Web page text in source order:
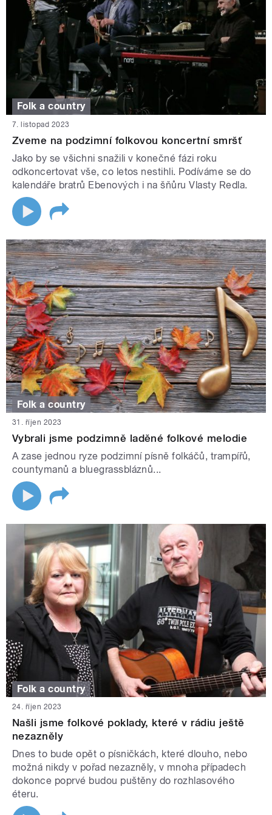
Folk a country
7. listopad 2023
Zveme na podzimní folkovou koncertní smršť
Jako by se všichni snažili v konečné fázi roku
odkoncertovat vše, co letos nestihli. Podíváme se do
kalendáře bratrů Ebenových i na šňůru Vlasty Redla.
Folk a country
31. říjen 2023
Vybrali jsme podzimně laděné folkové melodie
A zase jednou ryze podzimní písně folkáčů, trampířů,
countymanů a bluegrassbláznů...
Folk a country
24. říjen 2023
Našli jsme folkové poklady, které v rádiu ještě
nezazněly
Dnes to bude opět o písničkách, které dlouho, nebo
možná nikdy v pořad nezazněly, v mnoha případech
dokonce poprvé budou puštěny do rozhlasového
éteru.